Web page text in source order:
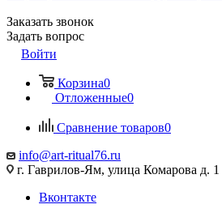
Заказать звонок
Задать вопрос
Войти
Корзина0
Отложенные0
Сравнение товаров0
info@art-ritual76.ru
г. Гаврилов-Ям, улица Комарова д. 1
Вконтакте